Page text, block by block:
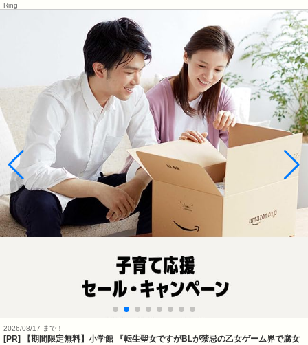
Ring
2026/08/17 まで！
[PR] 【期間限定無料】小学館 『転生聖女ですがBLが禁忌の乙女ゲーム界で腐女